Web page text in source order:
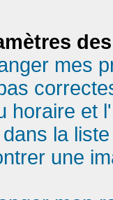
mes
horaire et
la
une